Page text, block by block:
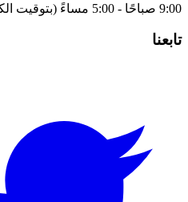
9:00 صباحًا - 5:00 مساءً (بتوقيت الكويت)
تابعنا